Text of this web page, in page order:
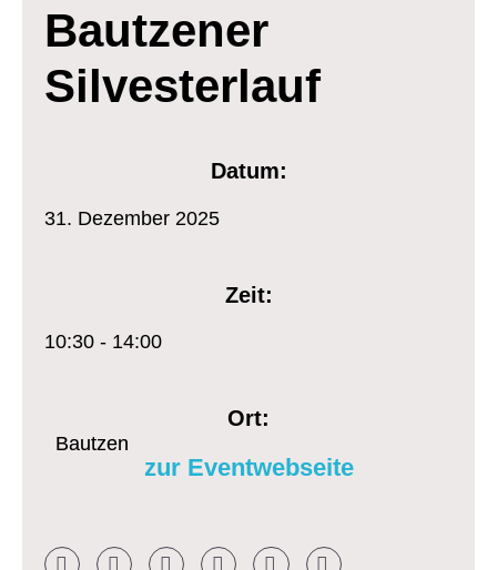
Bautzener
Silvesterlauf
Datum:
31. Dezember 2025
Zeit:
10:30 - 14:00
Ort:
Bautzen
zur Eventwebseite